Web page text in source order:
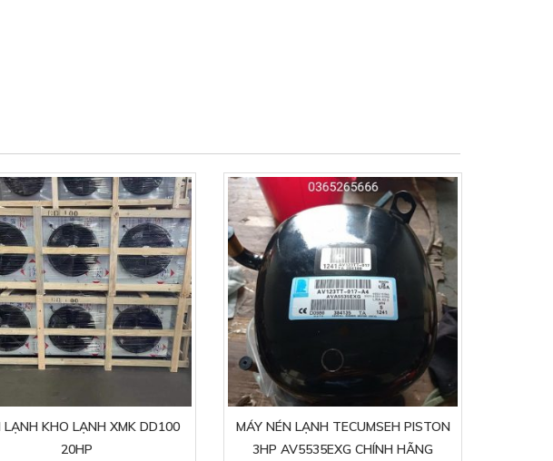
LẠNH KHO LẠNH XMK DD100
20HP
MÁY NÉN LẠNH TECUMSEH PISTON
3HP AV5535EXG CHÍNH HÃNG